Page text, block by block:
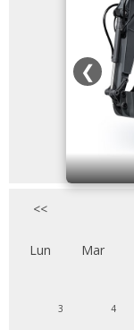
❮
<<
Lun Mar
3 4